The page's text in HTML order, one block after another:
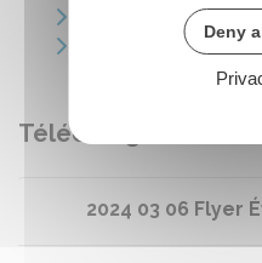
2022 05 12 -
2022 11 03 -
Télécharger
2024 03 06 Flyer
Deny